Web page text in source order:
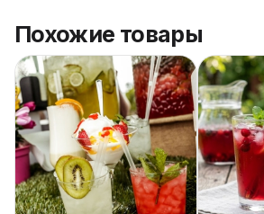
Похожие товары